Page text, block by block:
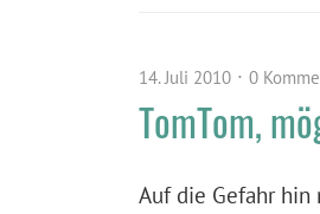
14. Juli 2010 0
TomTom,
Auf die Gefahr hin